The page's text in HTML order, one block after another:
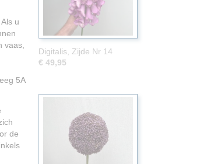
u
vaas,
5A
de
Digitalis, Zijde Nr 14
€ 49,95